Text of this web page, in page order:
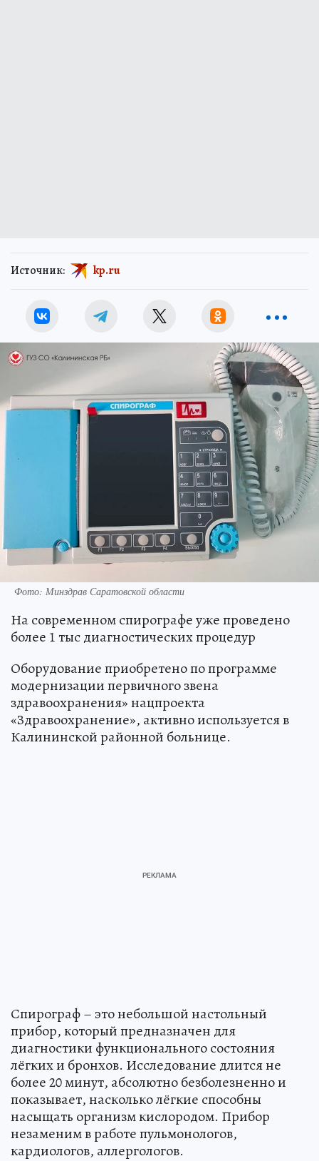
Источник: kp.ru
Фото: Минздрав Саратовской области
На современном спирографе уже проведено
более 1 тыс диагностических процедур
Оборудование приобретено по программе
модернизации первичного звена
здравоохранения» нацпроекта
«Здравоохранение», активно используется в
Калининской районной больнице.
Спирограф – это небольшой настольный
прибор, который предназначен для
диагностики функционального состояния
лёгких и бронхов. Исследование длится не
более 20 минут, абсолютно безболезненно и
показывает, насколько лёгкие способны
насыщать организм кислородом. Прибор
незаменим в работе пульмонологов,
кардиологов, аллергологов.